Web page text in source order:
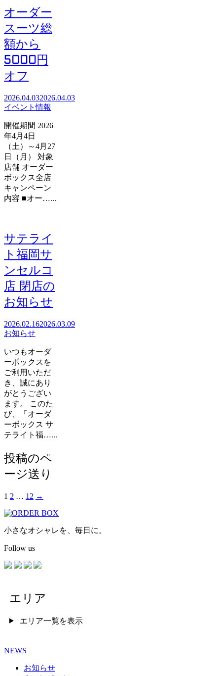
オーダー
スーツ総
額から
5000円
オフ
2026.04.032026.04.03
イベント情報
開催期間 2026
年4月4日
（土）～4月27
日（月） 対象
店舗 オーダー
ボックス全店
キャンペーン
内容 ■オー…...
サテライ
ト福岡サ
ンセルコ
店 閉店の
お知らせ
2026.02.162026.03.09
お知らせ
いつもオーダ
ーボックスを
ご利用いただ
き、誠にあり
がとうござい
ます。 このた
び、「オーダ
ーボックス サ
テライト福…...
投稿のペ
ージ送り
1 2 … 12 →
小さなオシャレを、毎日に。
Follow us
エリア
エリア一覧を表示
NEWS
お知らせ